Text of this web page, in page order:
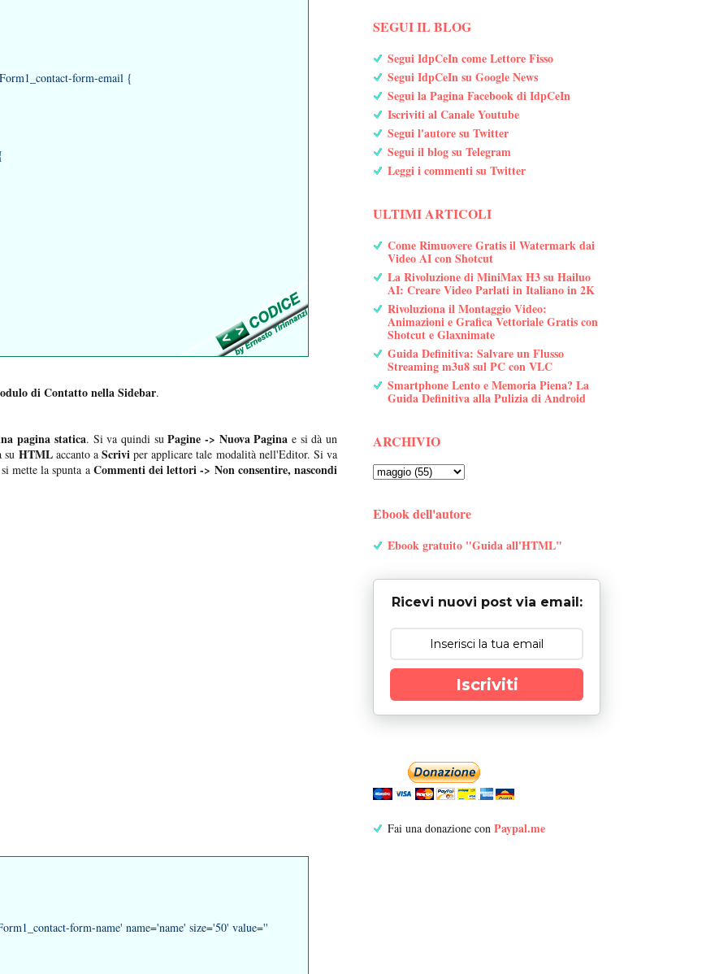
form-email {
di Contatto nella Sidebar.
pagina statica. Si va quindi suPagine -> Nuova Pagina e si dà un
su HTMLaccanto aScriviper applicare tale modalità nell'Editor. Si va
mette la spunta aCommenti dei lettori -> Non consentire, nascondi
form-name' name='name' size='50' value=''
SEGUI IL BLOG
Segui IdpCeIn come Lettore Fisso
Segui IdpCeIn su Google News
Segui la Pagina Facebook di IdpCeIn
Iscriviti al Canale Youtube
Segui l'autore su Twitter
Segui il blog su Telegram
Leggi i commenti su Twitter
ULTIMI ARTICOLI
Come Rimuovere Gratis il Watermark dai
Video AI con Shotcut
La Rivoluzione di MiniMax H3 su Hailuo
AI: Creare Video Parlati in Italiano in 2K
Rivoluziona il Montaggio Video:
Animazioni e Grafica Vettoriale Gratis con
Shotcut e Glaxnimate
Guida Definitiva: Salvare un Flusso
Streaming m3u8 sul PC con VLC
Smartphone Lento e Memoria Piena? La
Guida Definitiva alla Pulizia di Android
ARCHIVIO
Ebook dell'autore
Ebook gratuito "Guida all'HTML"
Ricevi nuovi post via email:
Iscriviti
Fai una donazione con Paypal.me